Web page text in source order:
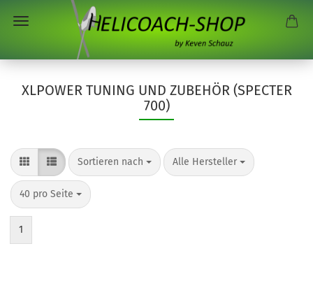
XLPOWER TUNING UND ZUBEHÖR (SPECTER
700)
Sortieren nach
Sortieren nach Alle Hersteller
pro Seite
40 pro Seite
pro Seite
1